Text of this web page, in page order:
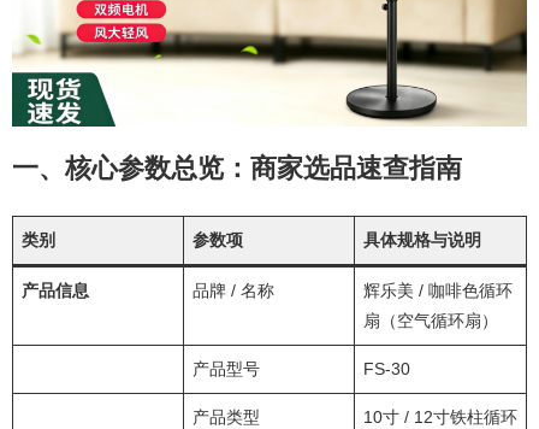
一、核心参数总览：商家选品速查指南
类别 参数项 具体规格与说明
产品信息 品牌 / 名称
辉乐美 / 咖啡色循环
扇（空气循环扇）
产品型号 FS-30
产品类型
10寸 / 12寸铁柱循环